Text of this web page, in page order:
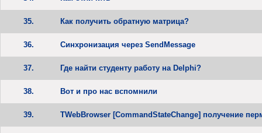
35. Как получить обратную матрица?
36. Синхронизация через SendMessage
37. Где найти студенту работу на Delphi?
38. Вот и про нас вспомнили
39. TWebBrowser [CommandStateChange] получение